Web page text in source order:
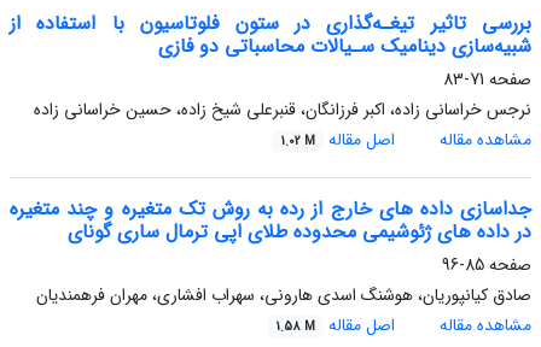
بررسی تاثیر تیغـه‌گذاری در ستون فلوتاسیون با استفاده از
شبیه‌سازی دینامیک سـیالات محاسباتی دو فازی
صفحه 71-83
نرجس خراسانی زاده، اکبر فرزانگان، قنبرعلی شیخ زاده، حسین خراسانی زاده
مشاهده مقاله
اصل مقاله 1.02 M
جداسازی داده های خارج از رده به روش تک متغیره و چند متغیره
در داده های ژئوشیمی محدوده طلای اپی ترمال ساری گونای
صفحه85-96
صادق کیانپوریان، هوشنگ اسدی هارونی، سهراب افشاری، مهران فرهمندیان
مشاهده مقاله
اصل مقاله 1.58 M